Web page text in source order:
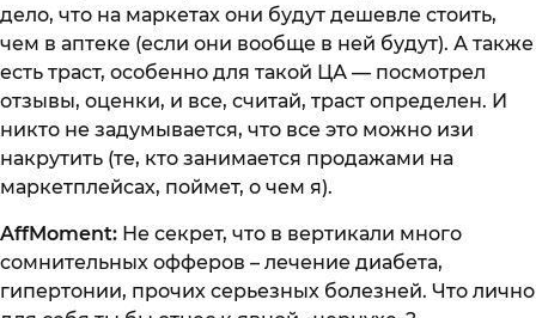
дело, что на маркетах они будут дешевле стоить,
чем в аптеке (если они вообще в ней будут). А также
есть траст, особенно для такой ЦА — посмотрел
отзывы, оценки, и все, считай, траст определен. И
никто не задумывается, что все это можно изи
накрутить (те, кто занимается продажами на
маркетплейсах, поймет, о чем я).
AffMoment: Не секрет, что в вертикали много
сомнительных офферов – лечение диабета,
гипертонии, прочих серьезных болезней. Что лично